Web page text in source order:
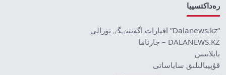
رەداكتسييا
“Dalanews.kz” اقپارات اگەنتتٸگٸ تۋرالى
DALANEWS.KZ – جارناما
بايلانىس
قۇپييالىلىق ساياساتى